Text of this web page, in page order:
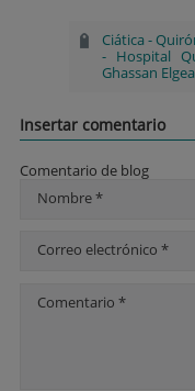
Ciática -
- Hospital
Ghassan
Insertar comentario
Comentario de blog
Nombre *
Correo electrónico *
Comentario *